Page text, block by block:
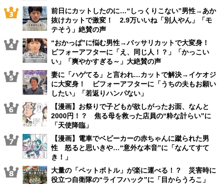
前日にカットしたのに…“しっくりこない”男性→あか
抜けカットで激変！ 2.9万いいね「別人やん」「モ
テそう」絶賛の声
“おかっぱ”に悩む男性→バッサリカットで大変身！
ビフォーアフターに「え、同じ人！？」「かっこい
い」「爽やかすぎる～」大絶賛の声
妻に「ハゲてる」と言われ…カットで解決→イケオジ
に大変身！ ビフォーアフターに「うちの夫もお願い
したい」「若返りハンパない」
【漫画】お祭りで子どもが欲しがったお面、なんと
2000円！？ 焦る母を救った店員の“粋な計らい”に
「天使降臨」
【漫画】電車でベビーカーの赤ちゃんに蹴られた男
性 怒ると思いきや…“意外な本音”に「なんてすて
き！」
大量の「ペットボトル」が楽に運べる！？ 災害時に
役立つ自衛隊の“ライフハック”に「目からうろこ」